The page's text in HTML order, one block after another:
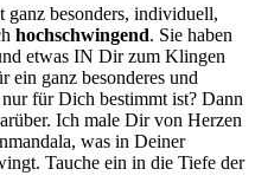
besonders, individuell,
hochschwingend. Sie haben
etwas IN Dir zum Klingen
ganz besonderes und
für Dich bestimmt ist? Dann
Ich male Dir von Herzen
was in Deiner
Tauche ein in die Tiefe der